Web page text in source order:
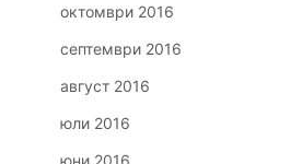
октомври 2016
септември 2016
август 2016
юли 2016
юни 2016